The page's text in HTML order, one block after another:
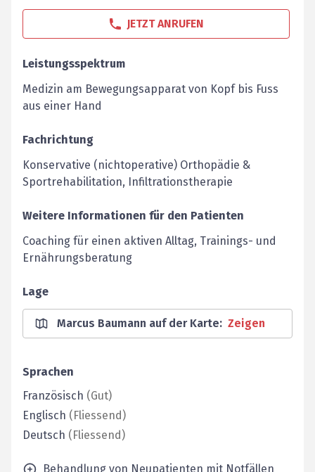
JETZT ANRUFEN
Leistungsspektrum
Medizin am Bewegungsapparat von Kopf bis Fuss
aus einer Hand
Fachrichtung
Konservative (nichtoperative) Orthopädie &
Sportrehabilitation, Infiltrationstherapie
Weitere Informationen für den Patienten
Coaching für einen aktiven Alltag, Trainings- und
Ernährungsberatung
Lage
Marcus Baumann auf der Karte: Zeigen
Sprachen
Französisch (Gut)
Englisch (Fliessend)
Deutsch (Fliessend)
Behandlung von Neupatienten mit Notfällen